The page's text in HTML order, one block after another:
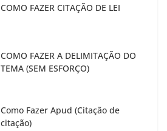
COMO FAZER CITAÇÃO DE LEI
COMO FAZER A DELIMITAÇÃO DO
TEMA (SEM ESFORÇO)
Como Fazer Apud (Citação de
citação)